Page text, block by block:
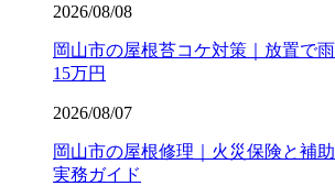
2026/08/08
岡山市の屋根苔コケ対策｜放置で
15万円
2026/08/07
岡山市の屋根修理｜火災保険と補
実務ガイド